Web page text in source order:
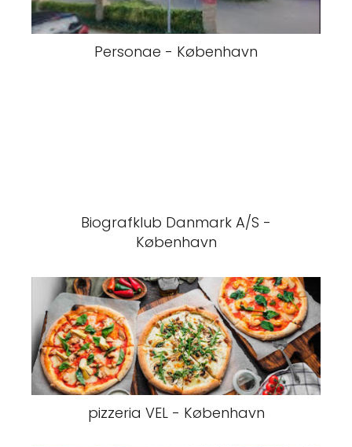
Personae - København
Biografklub Danmark A/S -
København
pizzeria VEL - København